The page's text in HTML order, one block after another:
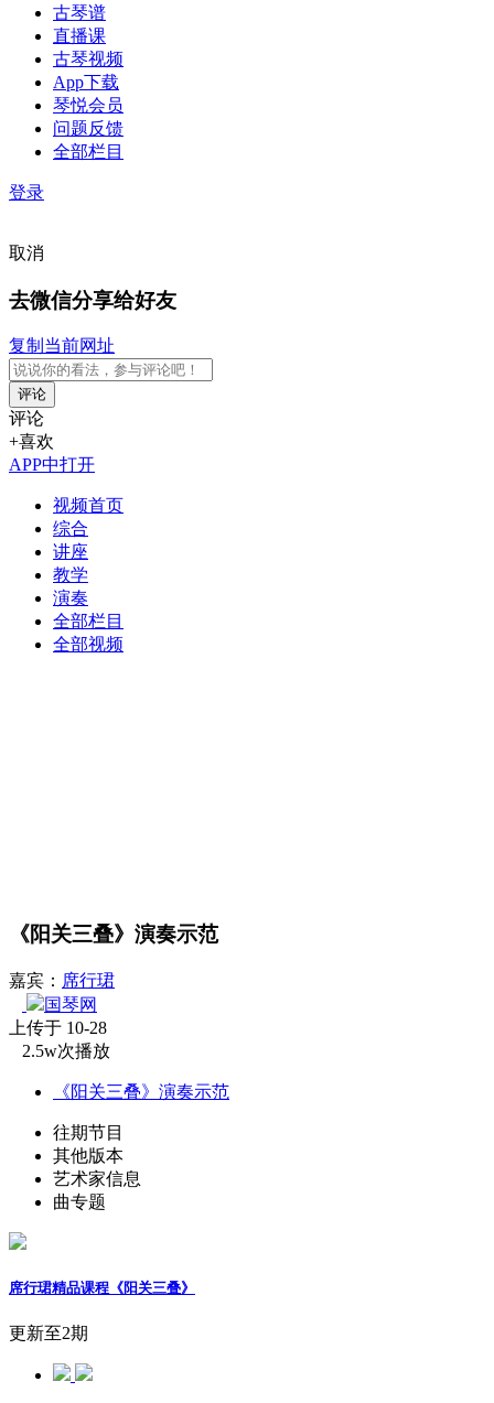
古琴谱
直播课
古琴视频
App下载
琴悦会员
问题反馈
全部栏目
登录
取消
去微信分享给好友
复制当前网址
评论
评论
+喜欢
APP中打开
视频首页
综合
讲座
教学
演奏
全部栏目
全部视频
《阳关三叠》演奏示范
嘉宾： 席行珺
国琴网
上传于 10-28
2.5w次播放
《阳关三叠》演奏示范
往期节目
其他版本
艺术家信息
曲专题
席行珺精品课程《阳关三叠》
更新至2期